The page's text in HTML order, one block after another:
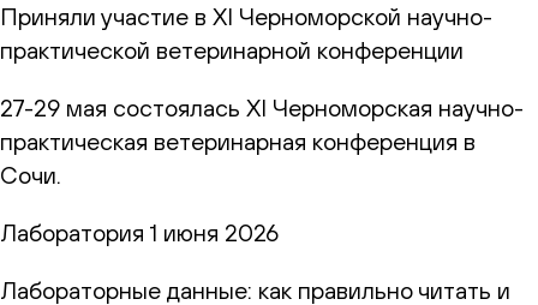
Приняли участие в XI Черноморской научно-
практической ветеринарной конференции
27-29 мая состоялась XI Черноморская научно-
практическая ветеринарная конференция в
Сочи.
Лаборатория 1 июня 2026
Лабораторные данные: как правильно читать и